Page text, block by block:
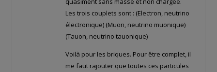
Les trois couplets sont : (Electron, neutrino
électronique) (Muon, neutrino muonique)
(Tauon, neutrino tauonique)
Voilà pour les briques. Pour être complet, il
me faut rajouter que toutes ces particules